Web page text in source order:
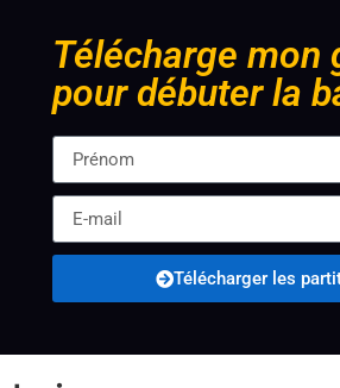
Télécharge mon
pour débuter la
Télécharger les